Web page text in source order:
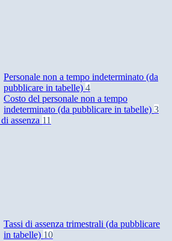
Personale non a tempo indeterminato (da
pubblicare in tabelle) 4
Costo del personale non a tempo
indeterminato (da pubblicare in tabelle) 3
assenza 11
Tassi di assenza trimestrali (da pubblicare
in tabelle) 10